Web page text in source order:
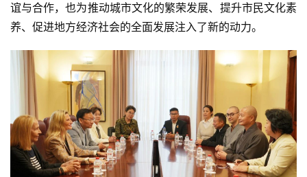
谊与合作，也为推动城市文化的繁荣发展、提升市民文化素
养、促进地方经济社会的全面发展注入了新的动力。